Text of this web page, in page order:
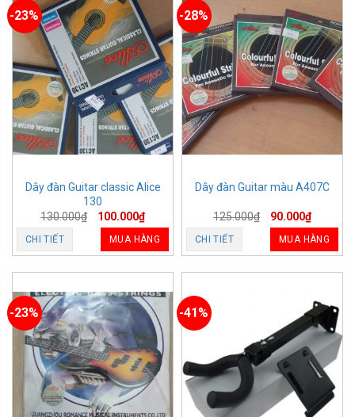
-23%
Dây đàn Guitar classic Alice
130
130.000₫ 100.000₫
CHI TIẾT MUA HÀNG
-28%
Dây đàn Guitar màu A407C
125.000₫ 90.000₫
CHI TIẾT MUA HÀNG
-23% -41%